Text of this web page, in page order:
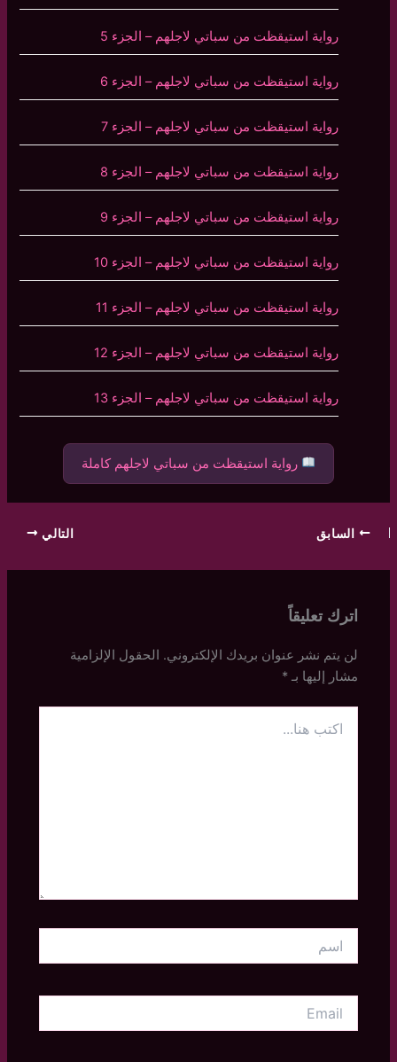
رواية استيقظت من سباتي لاجلهم – الجزء 5
رواية استيقظت من سباتي لاجلهم – الجزء 6
رواية استيقظت من سباتي لاجلهم – الجزء 7
رواية استيقظت من سباتي لاجلهم – الجزء 8
رواية استيقظت من سباتي لاجلهم – الجزء 9
رواية استيقظت من سباتي لاجلهم – الجزء 10
رواية استيقظت من سباتي لاجلهم – الجزء 11
رواية استيقظت من سباتي لاجلهم – الجزء 12
رواية استيقظت من سباتي لاجلهم – الجزء 13
رواية استيقظت من سباتي لاجلهم كاملة
السابق التالي
اترك تعليقاً
لن يتم نشر عنوان بريدك الإلكتروني. الحقول الإلزامية
مشار إليها بـ*
هنا...